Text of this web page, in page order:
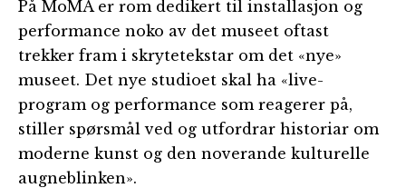
På MoMA er rom dedikert til installasjon og
performance noko av det museet oftast
trekker fram i skrytetekstar om det «nye»
museet. Det nye studioet skal ha «live-
program og performance som reagerer på,
stiller spørsmål ved og utfordrar historiar om
moderne kunst og den noverande kulturelle
augneblinken».